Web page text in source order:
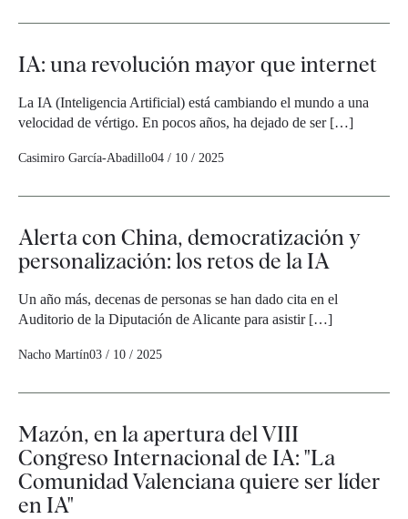
IA: una revolución mayor que internet
La IA (Inteligencia Artificial) está cambiando el mundo a una
velocidad de vértigo. En pocos años, ha dejado de ser […]
Casimiro García-Abadillo04 / 10 / 2025
Alerta con China, democratización y
personalización: los retos de la IA
Un año más, decenas de personas se han dado cita en el
Auditorio de la Diputación de Alicante para asistir […]
Nacho Martín03 / 10 / 2025
Mazón, en la apertura del VIII
Congreso Internacional de IA: "La
Comunidad Valenciana quiere ser líder
en IA"